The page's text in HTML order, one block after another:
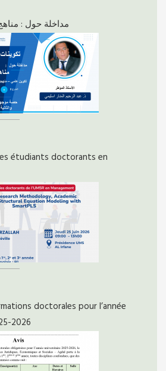
مداخلة حول :
étudiants doctorants en
doctorales pour l’année
2026